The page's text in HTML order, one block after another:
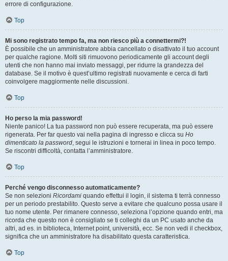
errore di configurazione.
Top
Mi sono registrato tempo fa, ma non riesco più a connettermi?!
È possibile che un amministratore abbia cancellato o disattivato il tuo account
per qualche ragione. Molti siti rimuovono periodicamente gli account degli
utenti che non hanno mai inviato messaggi, per ridurre la grandezza del
database. Se il motivo è quest’ultimo registrati nuovamente e cerca di farti
coinvolgere maggiormente nelle discussioni.
Top
Ho perso la mia password!
Niente panico! La tua password non può essere recuperata, ma può essere
rigenerata. Per far questo vai nella pagina di ingresso e clicca su Ho
dimenticato la password, segui le istruzioni e tornerai in linea in poco tempo.
Se riscontri difficoltà, contatta l’amministratore.
Top
Perché vengo disconnesso automaticamente?
Se non selezioni Ricordami quando effettui il login, il sistema ti terrà connesso
per un periodo prestabilito. Questo serve a evitare che qualcuno possa usare il
tuo nome utente. Per rimanere connesso, seleziona l’opzione quando entri, ma
ricorda che questo non è consigliato se ti colleghi da un PC usato anche da
altri, ad es. in biblioteca, Internet point, università, ecc. Se non vedi il checkbox,
significa che un amministratore ha disabilitato questa caratteristica.
Top